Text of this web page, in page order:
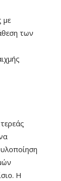
με
των
Η